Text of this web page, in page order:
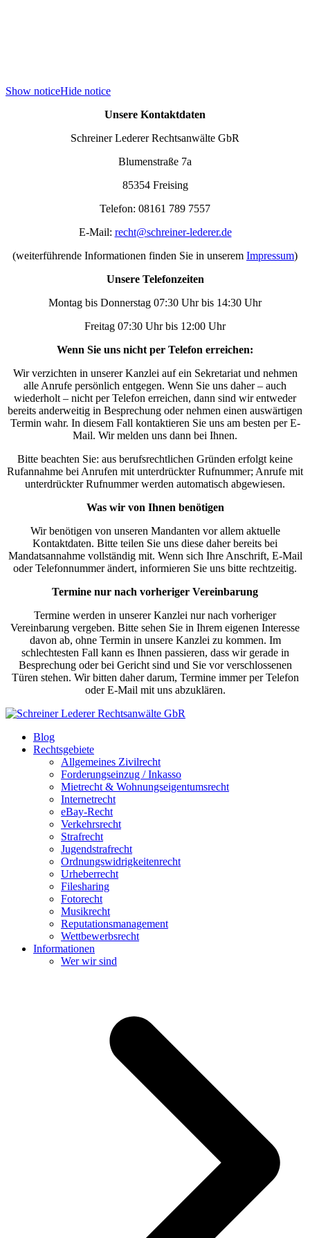
Show noticeHide notice
Unsere Kontaktdaten
Schreiner Lederer Rechtsanwälte GbR
Blumenstraße 7a
85354 Freising
Telefon: 08161 789 7557
E-Mail: recht@schreiner-lederer.de
(weiterführende Informationen finden Sie in unserem Impressum)
Unsere Telefonzeiten
Montag bis Donnerstag 07:30 Uhr bis 14:30 Uhr
Freitag 07:30 Uhr bis 12:00 Uhr
Wenn Sie uns nicht per Telefon erreichen:
Wir verzichten in unserer Kanzlei auf ein Sekretariat und nehmen
alle Anrufe persönlich entgegen. Wenn Sie uns daher – auch
wiederholt – nicht per Telefon erreichen, dann sind wir entweder
bereits anderweitig in Besprechung oder nehmen einen auswärtigen
Termin wahr. In diesem Fall kontaktieren Sie uns am besten per E-
Mail. Wir melden uns dann bei Ihnen.
Bitte beachten Sie: aus berufsrechtlichen Gründen erfolgt keine
Rufannahme bei Anrufen mit unterdrückter Rufnummer; Anrufe mit
unterdrückter Rufnummer werden automatisch abgewiesen.
Was wir von Ihnen benötigen
Wir benötigen von unseren Mandanten vor allem aktuelle
Kontaktdaten. Bitte teilen Sie uns diese daher bereits bei
Mandatsannahme vollständig mit. Wenn sich Ihre Anschrift, E-Mail
oder Telefonnummer ändert, informieren Sie uns bitte rechtzeitig.
Termine nur nach vorheriger Vereinbarung
Termine werden in unserer Kanzlei nur nach vorheriger
Vereinbarung vergeben. Bitte sehen Sie in Ihrem eigenen Interesse
davon ab, ohne Termin in unsere Kanzlei zu kommen. Im
schlechtesten Fall kann es Ihnen passieren, dass wir gerade in
Besprechung oder bei Gericht sind und Sie vor verschlossenen
Türen stehen. Wir bitten daher darum, Termine immer per Telefon
oder E-Mail mit uns abzuklären.
Blog
Rechtsgebiete
Allgemeines Zivilrecht
Forderungseinzug / Inkasso
Mietrecht & Wohnungseigentumsrecht
Internetrecht
eBay-Recht
Verkehrsrecht
Strafrecht
Jugendstrafrecht
Ordnungswidrigkeitenrecht
Urheberrecht
Filesharing
Fotorecht
Musikrecht
Reputationsmanagement
Wettbewerbsrecht
Informationen
Wer wir sind